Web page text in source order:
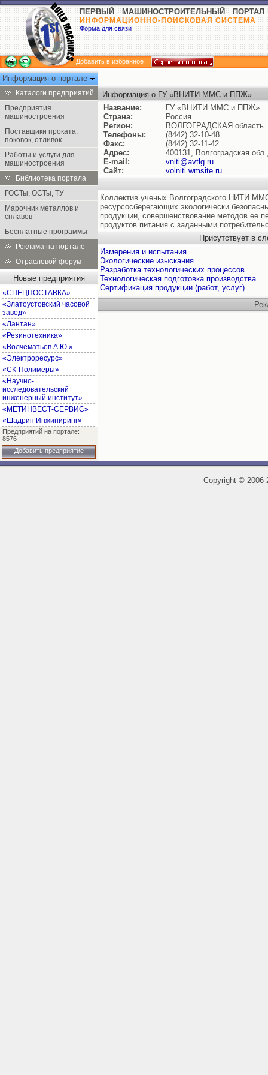
ПЕРВЫЙ МАШИНОСТРОИТЕЛЬНЫЙ ПОРТАЛ
ИНФОРМАЦИОННО-ПОИСКОВАЯ СИСТЕМА
Форма для связи
Добавить в избранное
Информация о портале
Каталоги предприятий
Предприятия
машиностроения
Поставщики проката,
поковок, отливок
Работы и услуги для
машиностроения
Библиотека портала
ГОСТы, ОСТы, ТУ
Марочник металлов и
сплавов
Бесплатные программы
Реклама на портале
Отраслевой форум
Новые предприятия
«СПЕЦПОСТАВКА»
«Златоустовский часовой
завод»
«Лантан»
«Резинотехника»
«Волчематьев А.Ю.»
«Электроресурс»
«СК-Полимеры»
«Научно-
исследовательский
инженерный институт»
«МЕТИНВЕСТ-СЕРВИС»
«Шадрин Инжиниринг»
Предприятий на портале:
8576
Добавить предприятие
Информация о ГУ «ВНИТИ ММС и ППЖ»
Название:
ГУ «ВНИТИ ММС и ППЖ»
Страна:
Россия
Регион:
ВОЛГОГРАДСКАЯ область
Телефоны:
(8442) 32-10-48
Факс:
(8442) 32-11-42
Адрес:
400131, Волгоградская
E-mail:
vniti@avtlg.ru
Сайт:
volniti.wmsite.ru
Коллектив ученых Волгоградского НИТИ
ресурсосберегающих экологически
продукции, совершенствование методов ее
продуктов питания с заданными
Присутствует в
Измерения и испытания
Экологические изыскания
Разработка технологических процессов
Технологическая подготовка производства
Сертификация продукции (работ, услуг)
Copyright ©